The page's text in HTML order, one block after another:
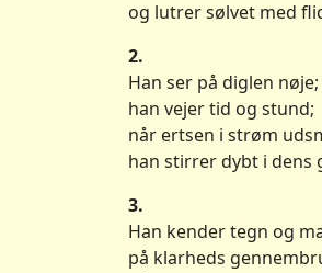
og lutrer sølvet med
2.
Han ser på diglen nøje;
han vejer tid og stund;
når ertsen i strøm
han stirrer dybt i dens
3.
Han kender tegn og
på klarheds